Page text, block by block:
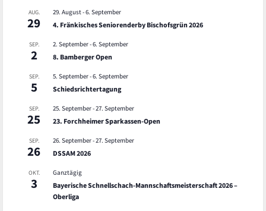
AUG.
29
29. August-6. September
4. Fränkisches Seniorenderby Bischofsgrün 2026
SEP.
2
2. September-6. September
8. Bamberger Open
SEP.
5
5. September-6. September
Schiedsrichtertagung
SEP.
25
25. September-27. September
23. Forchheimer Sparkassen-Open
SEP.
26
26. September-27. September
DSSAM 2026
OKT.
3
Ganztägig
Bayerische Schnellschach-Mannschaftsmeisterschaft 2026 –
Oberliga